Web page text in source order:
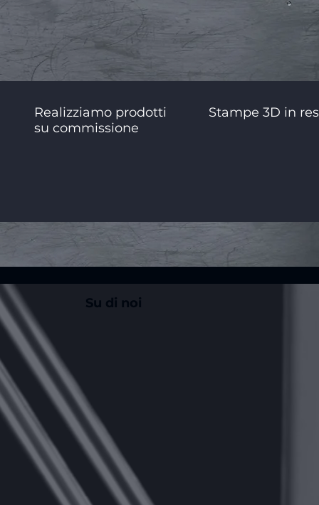
Realizziamo prodotti
su commissione
Stampe 3D in
Su di noi